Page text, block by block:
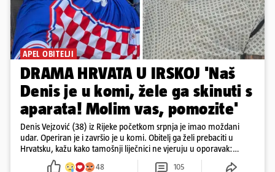
APEL OBITELJI
DRAMA HRVATA U IRSKOJ 'Naš
Denis je u komi, žele ga skinuti s
aparata! Molim vas, pomozite'
Denis Vejzović (38) iz Rijeke početkom srpnja je imao moždani
udar. Operiran je i završio je u komi. Obitelj ga želi prebaciti u
Hrvatsku, kažu kako tamošnji liječnici ne vjeruju u oporavak:
'Imamo 72 sata'
48 105